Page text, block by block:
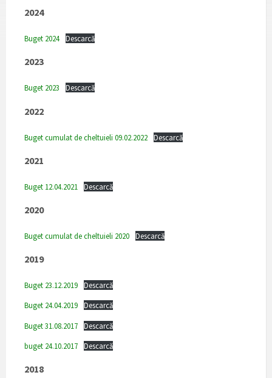
2024
Buget 2024 Descarcă
2023
Buget 2023 Descarcă
2022
Buget cumulat de cheltuieli 09.02.2022 Descarcă
2021
Buget 12.04.2021 Descarcă
2020
Buget cumulat de cheltuieli 2020 Descarcă
2019
Buget 23.12.2019 Descarcă
Buget 24.04.2019 Descarcă
Buget 31.08.2017 Descarcă
buget 24.10.2017 Descarcă
2018